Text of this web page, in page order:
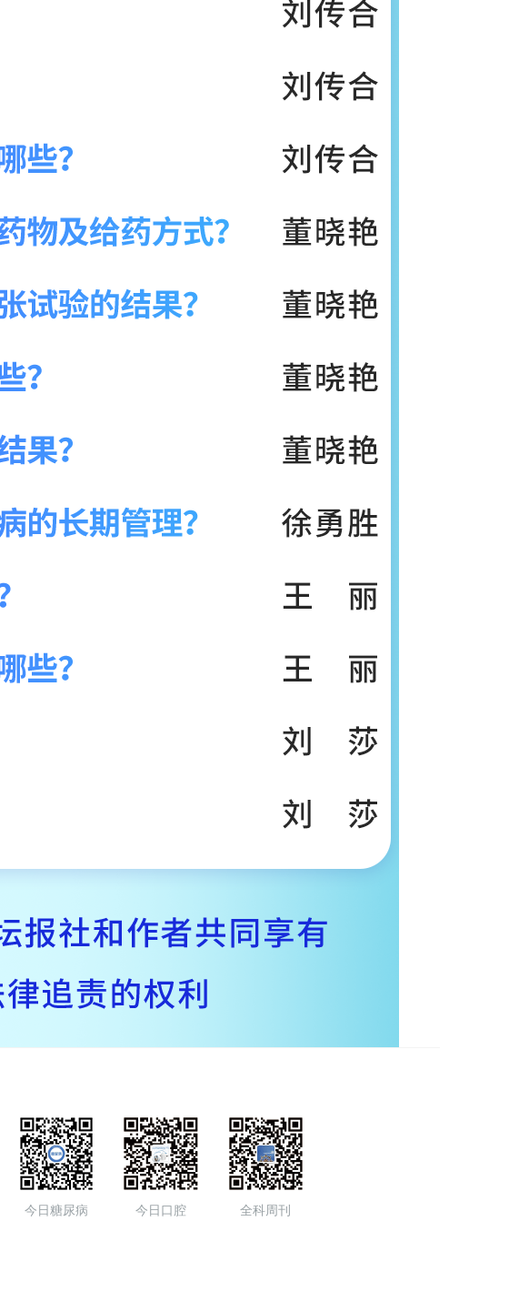
今日糖尿病 今日口腔 全科周刊